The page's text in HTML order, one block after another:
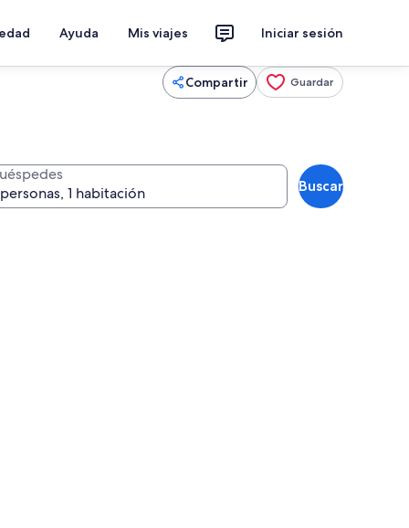
Ayuda Mis viajes Iniciar sesión
Compartir Guardar
Buscar